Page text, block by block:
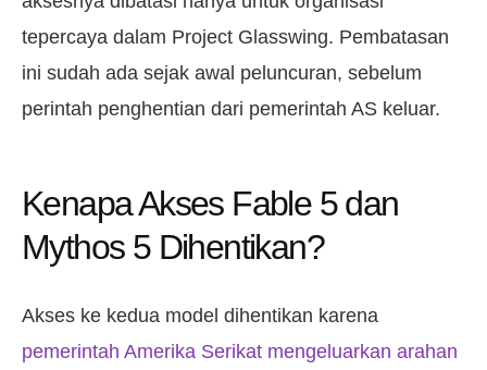
tepercaya dalam Project Glasswing. Pembatasan
ini sudah ada sejak awal peluncuran, sebelum
perintah penghentian dari pemerintah AS keluar.
Kenapa Akses Fable 5 dan
Mythos 5 Dihentikan?
Akses ke kedua model dihentikan karena
pemerintah Amerika Serikat mengeluarkan arahan